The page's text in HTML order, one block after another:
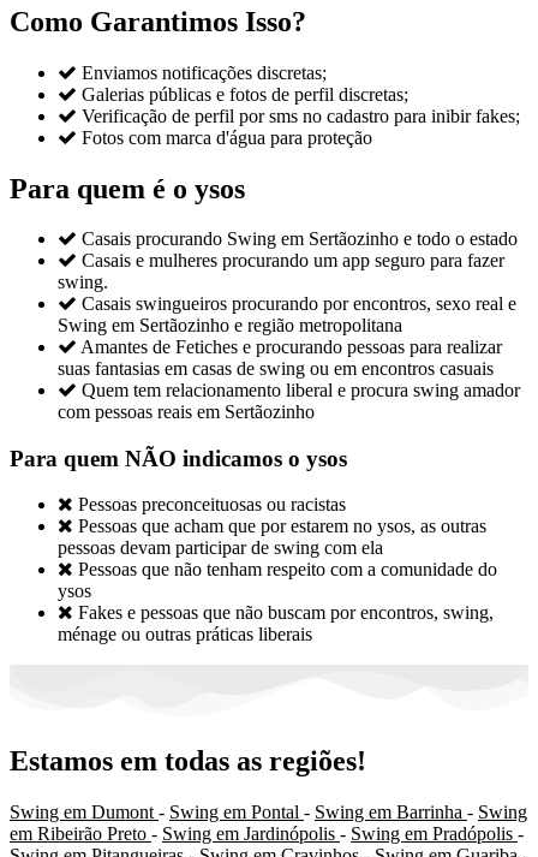
Como Garantimos Isso?
 Enviamos notificações discretas;
 Galerias públicas e fotos de perfil discretas;
 Verificação de perfil por sms no cadastro para inibir fakes;
 Fotos com marca d'água para proteção
Para quem é o ysos
 Casais procurando Swing em Sertãozinho e todo o estado
 Casais e mulheres procurando um app seguro para fazer
swing.
 Casais swingueiros procurando por encontros, sexo real e
Swing em Sertãozinho e região metropolitana
 Amantes de Fetiches e procurando pessoas para realizar
suas fantasias em casas de swing ou em encontros casuais
 Quem tem relacionamento liberal e procura swing amador
com pessoas reais em Sertãozinho
Para quem NÃO indicamos o ysos
 Pessoas preconceituosas ou racistas
 Pessoas que acham que por estarem no ysos, as outras
pessoas devam participar de swing com ela
 Pessoas que não tenham respeito com a comunidade do
ysos
 Fakes e pessoas que não buscam por encontros, swing,
ménage ou outras práticas liberais
Estamos em todas as regiões!
Swing em Dumont - Swing em Pontal - Swing em Barrinha - Swing
em Ribeirão Preto - Swing em Jardinópolis - Swing em Pradópolis -